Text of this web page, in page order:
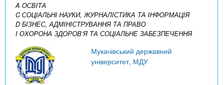
A ОСВІТА
C СОЦІАЛЬНІ НАУКИ, ЖУРНАЛІСТИКА ТА ІНФОРМАЦІЯ
D БІЗНЕС, АДМІНІСТРУВАННЯ ТА ПРАВО
I ОХОРОНА ЗДОРОВ’Я ТА СОЦІАЛЬНЕ ЗАБЕЗПЕЧЕННЯ
Мукачівський державний
університет, МДУ